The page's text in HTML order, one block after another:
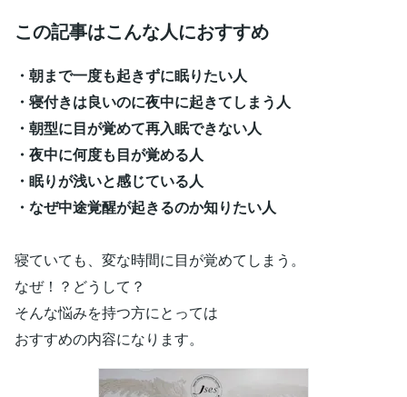
この記事はこんな人におすすめ
・朝まで一度も起きずに眠りたい人
・寝付きは良いのに夜中に起きてしまう人
・朝型に目が覚めて再入眠できない人
・夜中に何度も目が覚める人
・眠りが浅いと感じている人
・なぜ中途覚醒が起きるのか知りたい人
寝ていても、変な時間に目が覚めてしまう。
なぜ！？どうして？
そんな悩みを持つ方にとっては
おすすめの内容になります。